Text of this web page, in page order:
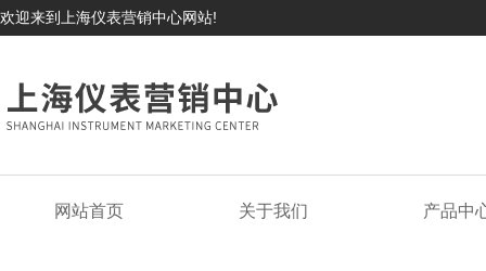
欢迎来到上海仪表营销中心网站!
网站首页 关于我们 产品中